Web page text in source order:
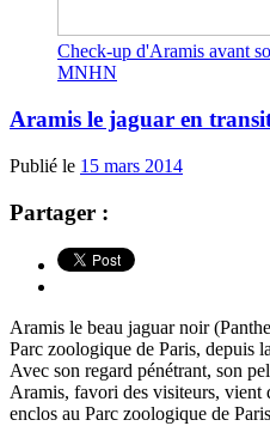
Check-up d'Aramis avant
MNHN
Aramis le jaguar en
Publié le 15 mars 2014
Partager :
Aramis le beau jaguar noir
Parc zoologique de Paris, depuis
Avec son regard pénétrant, son
Aramis, favori des visiteurs, vient
enclos au Parc zoologique de